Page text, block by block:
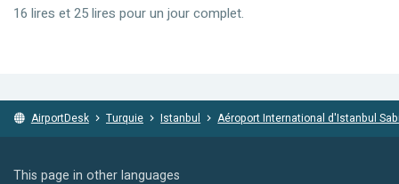
16 lires et 25 lires pour un jour complet.
AirportDesk Turquie Istanbul Aéroport International d'Istanbul
This page in other languages